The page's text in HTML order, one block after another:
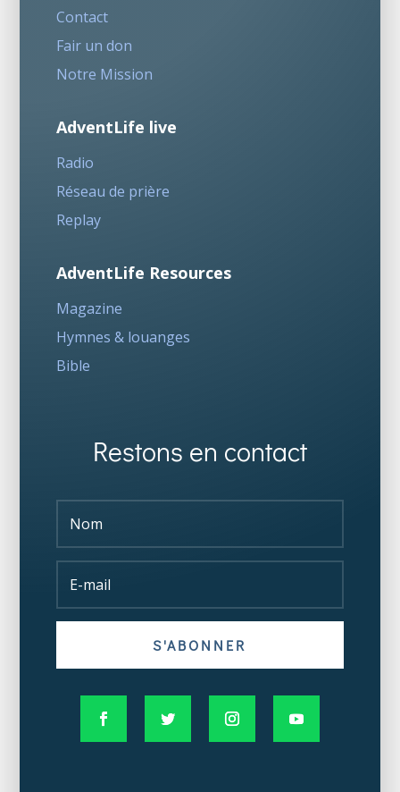
Contact
Fair un don
Notre Mission
AdventLife live
Radio
Réseau de prière
Replay
AdventLife Resources
Magazine
Hymnes & louanges
Bible
Restons en contact
S'ABONNER